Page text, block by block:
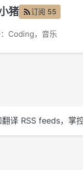
猪 订阅 55
Coding，音乐
译 RSS feeds，掌